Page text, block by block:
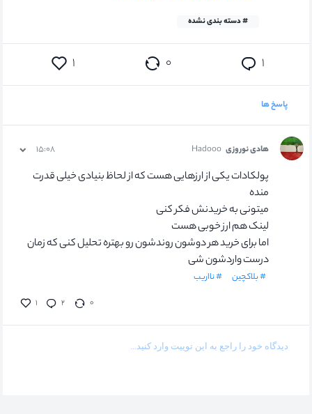
# دسته بندی نشده
۱ ۰ ۱
پاسخ ها
هادی نوروزی Hadooo ۱۵:۰۸
پولکادات یکی از ارزهایی هست که از لحاظ بنیادی خیلی قدرت
منده
میتونی به خریدنش فکر کنی
لینک هم ارز خوبی هست
اما برای خرید هر دوشون روندشون رو بهتره تحلیل کنی که زمان
درست واردشون شی
# بلاکچین # نااریب
۱ ۲ ۰